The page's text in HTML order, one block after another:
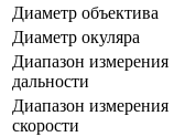
Диаметр объектива
Диаметр окуляра
Диапазон измерения
дальности
Диапазон измерения
скорости